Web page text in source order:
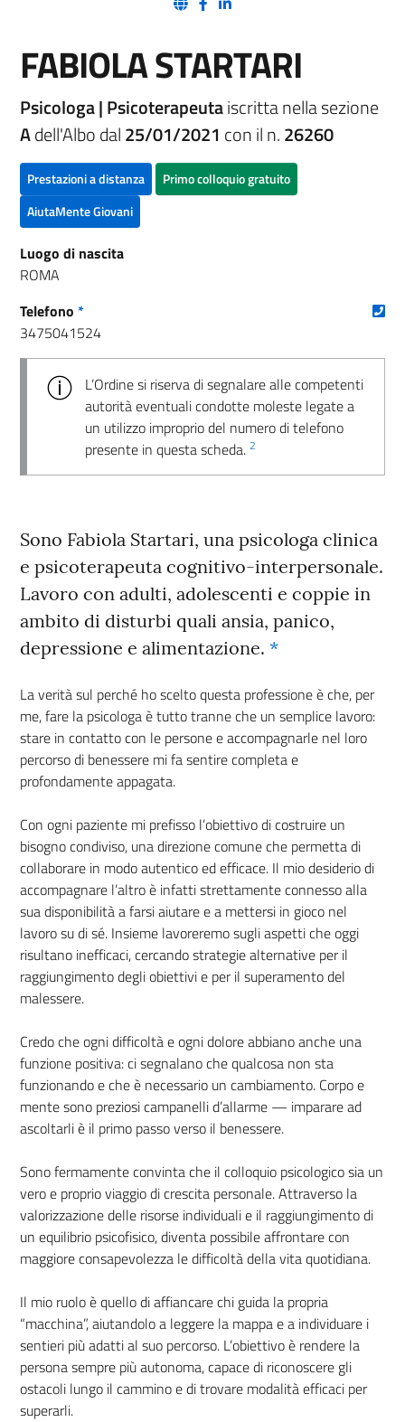
FABIOLA STARTARI
Psicologa | Psicoterapeutaiscritta nella sezione
Adell'Albo dal25/01/2021 con il n.26260
Prestazioni a distanza
Primo colloquio gratuito
AiutaMente Giovani
Luogo di nascita
ROMA
Telefono *
3475041524
L’Ordine si riserva di segnalare alle competenti
autorità eventuali condotte moleste legate a
un utilizzo improprio del numero di telefono
presente in questa scheda. 2
Sono Fabiola Startari, una psicologa clinica
e psicoterapeuta cognitivo-interpersonale.
Lavoro con adulti, adolescenti e coppie in
ambito di disturbi quali ansia, panico,
depressione e alimentazione. *
La verità sul perché ho scelto questa professione è che, per
me, fare la psicologa è tutto tranne che un semplice lavoro:
stare in contatto con le persone e accompagnarle nel loro
percorso di benessere mi fa sentire completa e
profondamente appagata.
Con ogni paziente mi prefisso l’obiettivo di costruire un
bisogno condiviso, una direzione comune che permetta di
collaborare in modo autentico ed efficace. Il mio desiderio di
accompagnare l’altro è infatti strettamente connesso alla
sua disponibilità a farsi aiutare e a mettersi in gioco nel
lavoro su di sé. Insieme lavoreremo sugli aspetti che oggi
risultano inefficaci, cercando strategie alternative per il
raggiungimento degli obiettivi e per il superamento del
malessere.
Credo che ogni difficoltà e ogni dolore abbiano anche una
funzione positiva: ci segnalano che qualcosa non sta
funzionando e che è necessario un cambiamento. Corpo e
mente sono preziosi campanelli d’allarme — imparare ad
ascoltarli è il primo passo verso il benessere.
Sono fermamente convinta che il colloquio psicologico sia un
vero e proprio viaggio di crescita personale. Attraverso la
valorizzazione delle risorse individuali e il raggiungimento di
un equilibrio psicofisico, diventa possibile affrontare con
maggiore consapevolezza le difficoltà della vita quotidiana.
Il mio ruolo è quello di affiancare chi guida la propria
“macchina”, aiutandolo a leggere la mappa e a individuare i
sentieri più adatti al suo percorso. L’obiettivo è rendere la
persona sempre più autonoma, capace di riconoscere gli
ostacoli lungo il cammino e di trovare modalità efficaci per
superarli.